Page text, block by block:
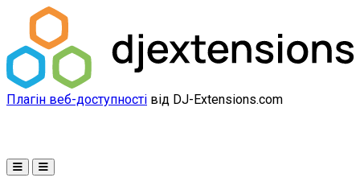
Плагін веб-доступності від DJ-Extensions.com